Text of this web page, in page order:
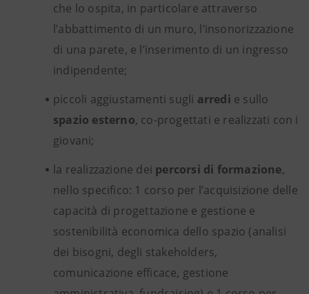
che lo ospita, in particolare attraverso
l’abbattimento di un muro, l’insonorizzazione
di una parete, e l’inserimento di un ingresso
indipendente;
piccoli aggiustamenti sugli arredi e sullo
spazio esterno, co-progettati e realizzati con i
giovani;
la realizzazione dei percorsi di formazione,
nello specifico: 1 corso per l’acquisizione delle
capacità di progettazione e gestione e
sostenibilità economica dello spazio (analisi
dei bisogni, degli stakeholders,
comunicazione efficace, gestione